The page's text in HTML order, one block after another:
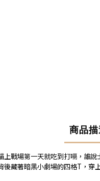
商品描
上戰場第一天就吃到打嗝，誰
後藏著暗黑小劇場的四格T ，穿